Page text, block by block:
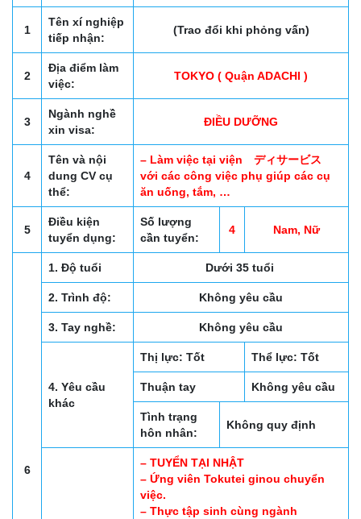
1
Tên xí nghiệp
tiếp nhận:
(Trao đổi khi phỏng vấn)
2
Địa điểm làm
việc:
TOKYO ( Quận ADACHI )
3
Ngành nghề
xin visa:
ĐIỀU DƯỠNG
4
Tên và nội
dung CV cụ
thể:
– Làm việc tại viện ディサービス
với các công việc phụ giúp các cụ
ăn uống, tắm, …
5
Điều kiện
tuyển dụng:
Số lượng
cần tuyển:
4 Nam, Nữ
6
1. Độ tuổi Dưới 35 tuổi
2. Trình độ: Không yêu cầu
3. Tay nghề: Không yêu cầu
4. Yêu cầu
khác
Thị lực: Tốt Thể lực: Tốt
Thuận tay Không yêu cầu
Tình trạng
hôn nhân:
Không quy định
– TUYỂN TẠI NHẬT
– Ứng viên Tokutei ginou chuyển
việc.
– Thực tập sinh cùng ngành